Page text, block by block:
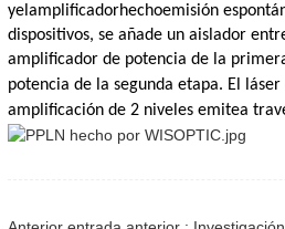
yel amplificadorhechoemisión
dispositivos, se añade un aislador
amplificador de potencia de la
potencia de la segunda etapa. El láser
amplificación de 2 niveles emitea